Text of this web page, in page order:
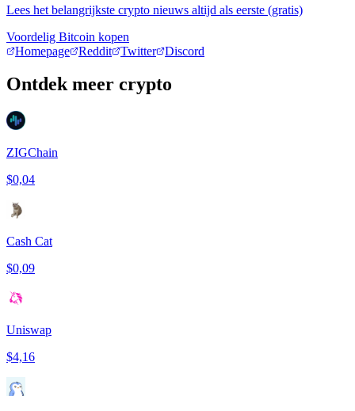
Lees het belangrijkste crypto nieuws altijd als eerste (gratis)
Voordelig Bitcoin kopen
Homepage
Reddit Twitter Discord
Ontdek meer crypto
ZIGChain
$0,04
Cash Cat
$0,09
Uniswap
$4,16